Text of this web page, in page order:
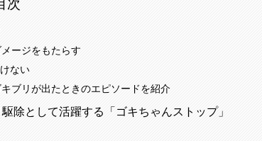
次
ージをもたらす
ない
ブリが出たときのエピソードを紹介
除として活躍する「ゴキちゃんストップ」